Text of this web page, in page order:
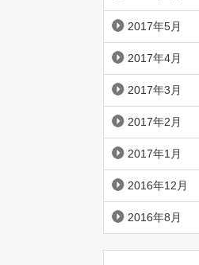
2017年5月
2017年4月
2017年3月
2017年2月
2017年1月
2016年12月
2016年8月